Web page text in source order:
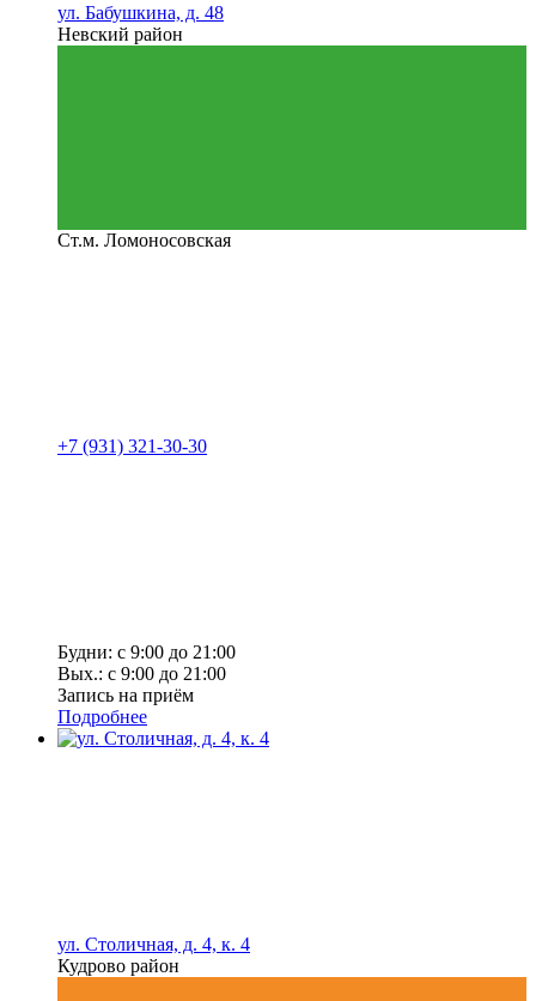
ул. Бабушкина, д. 48
Невский район
Ст.м. Ломоносовская
+7 (931) 321-30-30
Будни: с 9:00 до 21:00
Вых.: с 9:00 до 21:00
Запись на приём
Подробнее
ул. Столичная, д. 4, к. 4
Кудрово район